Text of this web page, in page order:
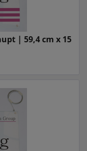
| 59,4 cm x 15